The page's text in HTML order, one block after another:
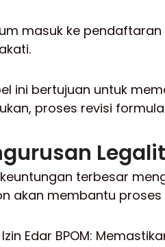
masuk ke
ini bertujuan untuk
proses revisi
terbesar
akan membantu
Izin Edar BPOM: